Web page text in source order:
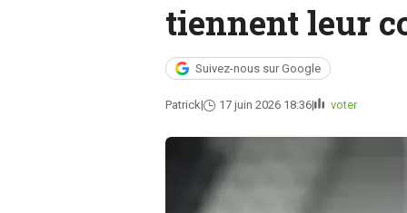
tiennent leur
Suivez-nous sur Google
Patrick 17 juin 2026 18:36 voter